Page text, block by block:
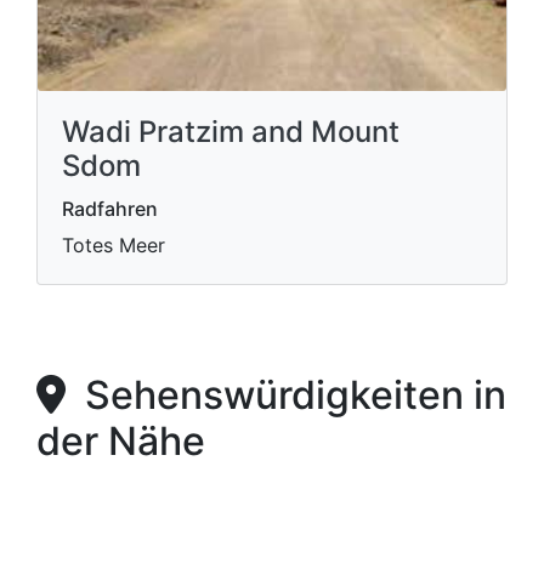
Wadi Pratzim and Mount
Sdom
Radfahren
Totes Meer
Sehenswürdigkeiten in
der Nähe